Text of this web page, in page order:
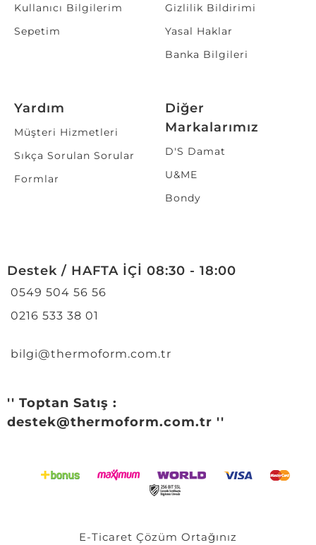
Kullanıcı Bilgilerim
Sepetim
Gizlilik Bildirimi
Yasal Haklar
Banka Bilgileri
Yardım
Müşteri Hizmetleri
Sıkça Sorulan Sorular
Formlar
Diğer
Markalarımız
D'S Damat
U&ME
Bondy
Destek / HAFTA İÇİ 08:30 - 18:00
0549 504 56 56
0216 533 38 01
bilgi@thermoform.com.tr
'' Toptan Satış :
destek@thermoform.com.tr ''
E-Ticaret Çözüm Ortağınız